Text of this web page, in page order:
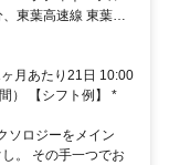
東葉高速線 東葉勝
口徒歩約17分 最寄
月あたり21日 10:00
） 【シフト例】 *
ソロジーをメイン
。 その手一つでお